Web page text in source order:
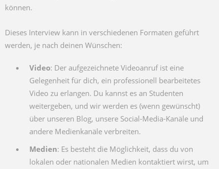
können.
Dieses Interview kann in verschiedenen Formaten geführt
werden, je nach deinen Wünschen:
Video: Der aufgezeichnete Videoanruf ist eine
Gelegenheit für dich, ein professionell bearbeitetes
Video zu erlangen. Du kannst es an Studenten
weitergeben, und wir werden es (wenn gewünscht)
über unseren Blog, unsere Social-Media-Kanäle und
andere Medienkanäle verbreiten.
Medien: Es besteht die Möglichkeit, dass du von
lokalen oder nationalen Medien kontaktiert wirst, um